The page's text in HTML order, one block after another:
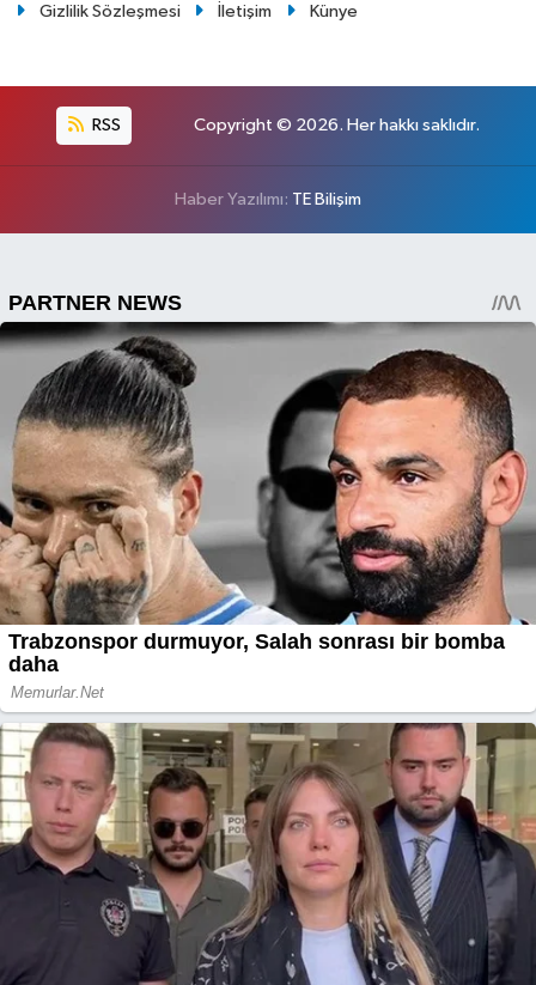
Gizlilik Sözleşmesi İletişim Künye
RSS Copyright © 2026. Her hakkı saklıdır.
Haber Yazılımı: TE Bilişim